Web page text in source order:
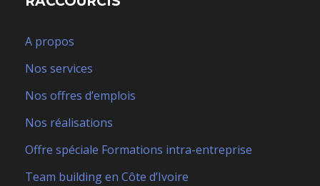
A propos
Nos services
Nos offres d’emplois
Nos réalisations
Offre spéciale Formations intra-entreprise
Team building en Côte d’Ivoire